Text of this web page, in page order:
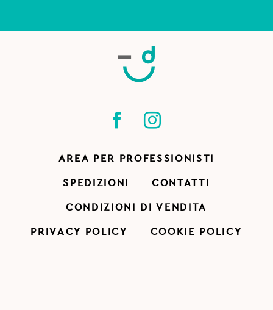
AREA PER PROFESSIONISTI
SPEDIZIONI CONTATTI
CONDIZIONI DI VENDITA
PRIVACY POLICY COOKIE POLICY